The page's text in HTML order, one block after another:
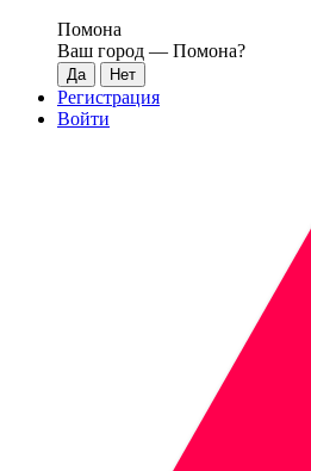
Помона
Ваш город — Помона?
Регистрация
Войти